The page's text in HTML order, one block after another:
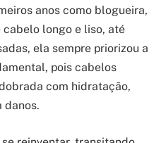
anos como blogueira,
longo e liso, até
ela sempre priorizou a
pois cabelos
com hidratação,
danos.